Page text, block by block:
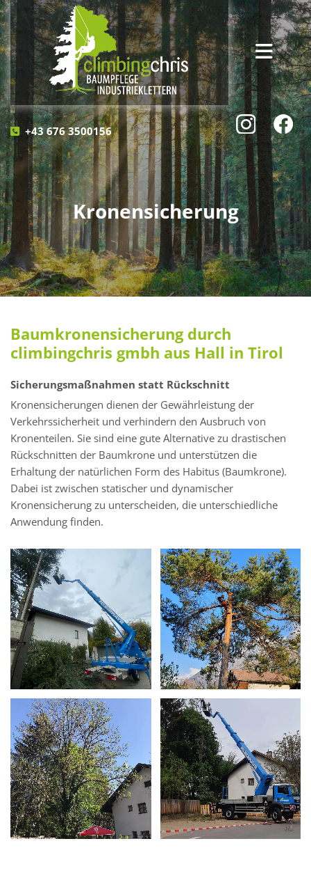
 +43 676 3500156
Kronensicherung
Baumkronensicherung durch
climbingchris gmbh aus Hall in Tirol
Sicherungsmaßnahmen statt Rückschnitt
Kronensicherungen dienen der Gewährleistung der
Verkehrssicherheit und verhindern den Ausbruch von
Kronenteilen. Sie sind eine gute Alternative zu drastischen
Rückschnitten der Baumkrone und unterstützen die
Erhaltung der natürlichen Form des Habitus (Baumkrone).
Dabei ist zwischen statischer und dynamischer
Kronensicherung zu unterscheiden, die unterschiedliche
Anwendung finden.